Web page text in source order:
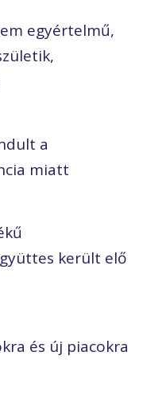
egyértelmű,
a
miatt
került elő
és új piacokra